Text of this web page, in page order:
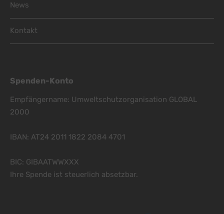
News
Kontakt
Spenden-Konto
Empfängername: Umweltschutzorganisation GLOBAL
2000
IBAN: AT24 2011 1822 2084 4701
BIC: GIBAATWWXXX
Ihre Spende ist steuerlich absetzbar.